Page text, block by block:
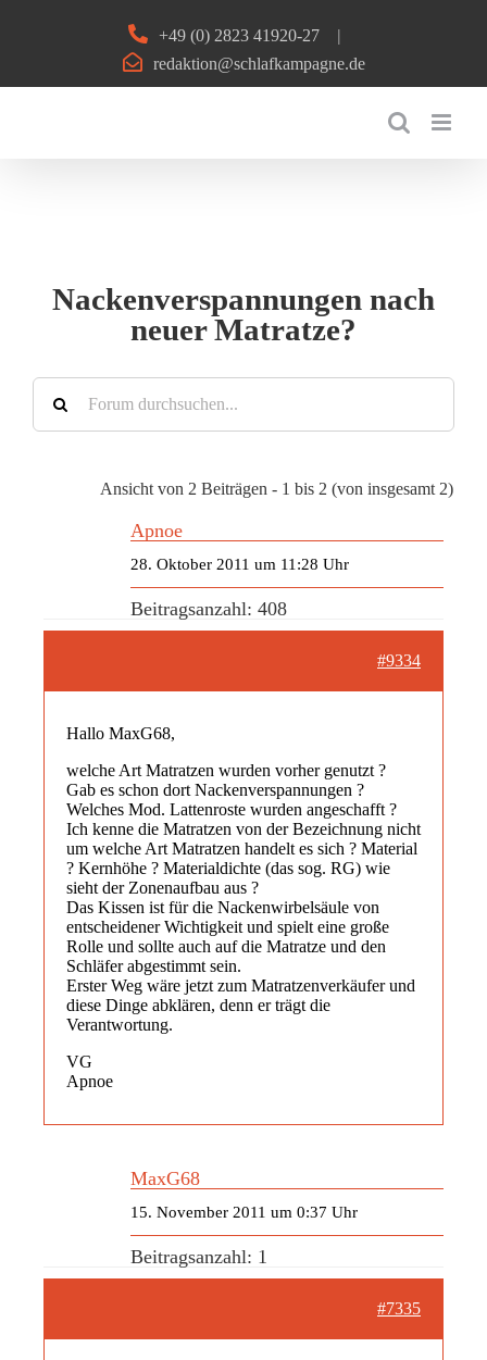
+49 (0) 2823 41920-27
|
redaktion@schlafkampagne.de
Nackenverspannungen nach
neuer Matratze?
Ansicht von 2 Beiträgen - 1 bis 2 (von insgesamt 2)
Apnoe
28. Oktober 2011 um 11:28 Uhr
Beitragsanzahl: 408
#9334
Hallo MaxG68,
welche Art Matratzen wurden vorher genutzt ?
Gab es schon dort Nackenverspannungen ?
Welches Mod. Lattenroste wurden angeschafft ?
Ich kenne die Matratzen von der Bezeichnung nicht
um welche Art Matratzen handelt es sich ? Material
? Kernhöhe ? Materialdichte (das sog. RG) wie
sieht der Zonenaufbau aus ?
Das Kissen ist für die Nackenwirbelsäule von
entscheidener Wichtigkeit und spielt eine große
Rolle und sollte auch auf die Matratze und den
Schläfer abgestimmt sein.
Erster Weg wäre jetzt zum Matratzenverkäufer und
diese Dinge abklären, denn er trägt die
Verantwortung.
VG
Apnoe
MaxG68
15. November 2011 um 0:37 Uhr
Beitragsanzahl: 1
#7335